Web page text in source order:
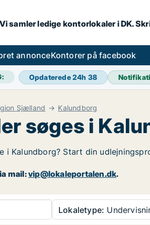
Vi samler ledige kontorlokaler i DK.
annonceKontorer på facebook
Opdaterede 24h 38
Sjælland Kalundborg
søges i
i Kalundborg? Start din
mail:vip@lokaleportalen.dk.
Lokaletype: